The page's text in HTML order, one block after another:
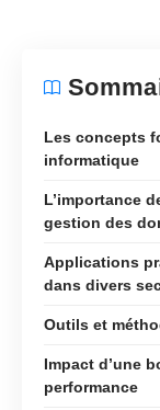
Les concepts
informatique
L’importance
gestion des
Applications
dans divers
Outils et
Impact d’une
performance